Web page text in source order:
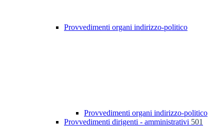
Provvedimenti organi indirizzo-politico
Provvedimenti organi indirizzo-politico
Provvedimenti dirigenti - amministrativi 501